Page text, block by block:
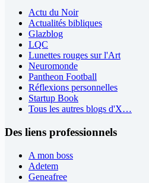
Actu du Noir
Actualités bibliques
Glazblog
LQC
Lunettes rouges sur l'Art
Neuromonde
Pantheon Football
Réflexions personnelles
Startup Book
Tous les autres blogs d'X…
Des liens professionnels
A mon boss
Adetem
Geneafree